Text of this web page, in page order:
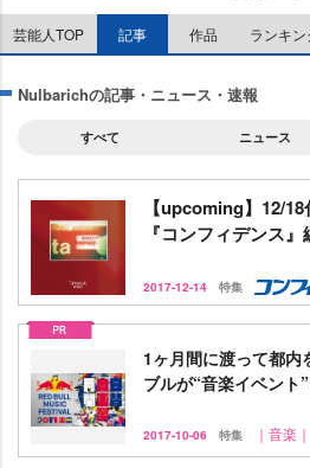
芸能人TOP 記事 作品 ランキン
Nulbarichの記事・ニュース・速報
すべて ニュース
【upcoming】12/
『コンフィデンス
2017-12-14 特集
1ヶ月間に渡って都
ブルが“音楽イベント
2017-10-06 特集 ｜音楽｜